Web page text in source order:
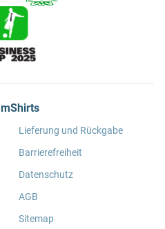
Lieferung und Rückgabe
Barrierefreiheit
Datenschutz
AGB
Sitemap